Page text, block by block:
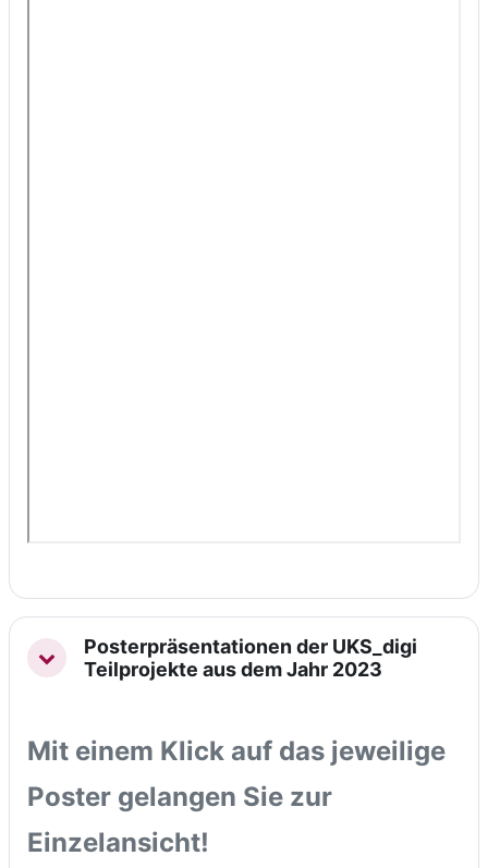
Einklappen
Posterpräsentationen der UKS_digi
Teilprojekte aus dem Jahr 2023
Mit einem Klick auf das jeweilige
Poster gelangen Sie zur
Einzelansicht!